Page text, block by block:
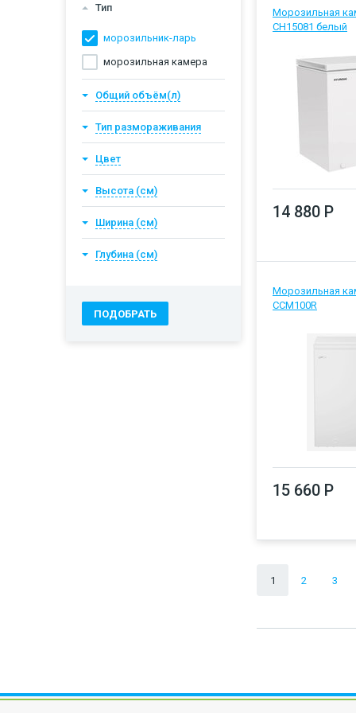
Морозильная
CH15081 белый
14 880 Р
Морозильная
CCM100R
15 660 Р
1 2 3
Винные шкафы
Стиральные машины
Тип
морозильник-ларь
морозильная камера
Общий объём(л)
Тип размораживания
Цвет
Высота (см)
Ширина (см)
Глубина (см)